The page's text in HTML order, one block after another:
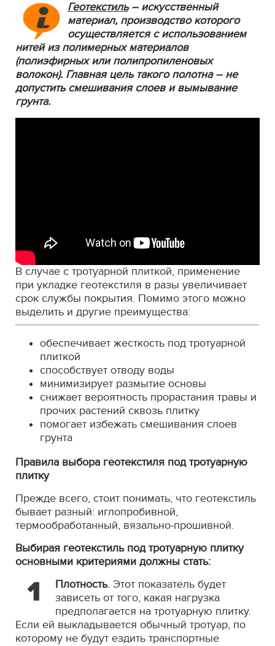
Геотекстиль– искусственный
материал, производство которого
осуществляется с использованием
нитей из полимерных материалов
(полиэфирных или полипропиленовых
волокон). Главная цель такого полотна – не
допустить смешивания слоев и вымывание
грунта.
В случае с тротуарной плиткой, применение
при укладке геотекстиля в разы увеличивает
срок службы покрытия. Помимо этого можно
выделить и другие преимущества:
обеспечивает жесткость под тротуарной
плиткой
способствует отводу воды
минимизирует размытие основы
снижает вероятность прорастания травы и
прочих растений сквозь плитку
помогает избежать смешивания слоев
грунта
Правила выбора геотекстиля под тротуарную
плитку
Прежде всего, стоит понимать, что геотекстиль
бывает разный: иглопробивной,
термообработанный, вязально-прошивной.
Выбирая геотекстиль под тротуарную плитку
основными критериями должны стать:
Плотность. Этот показатель будет
зависеть от того, какая нагрузка
предполагается на тротуарную плитку.
Если ей выкладывается обычный тротуар, по
которому не будут ездить транспортные